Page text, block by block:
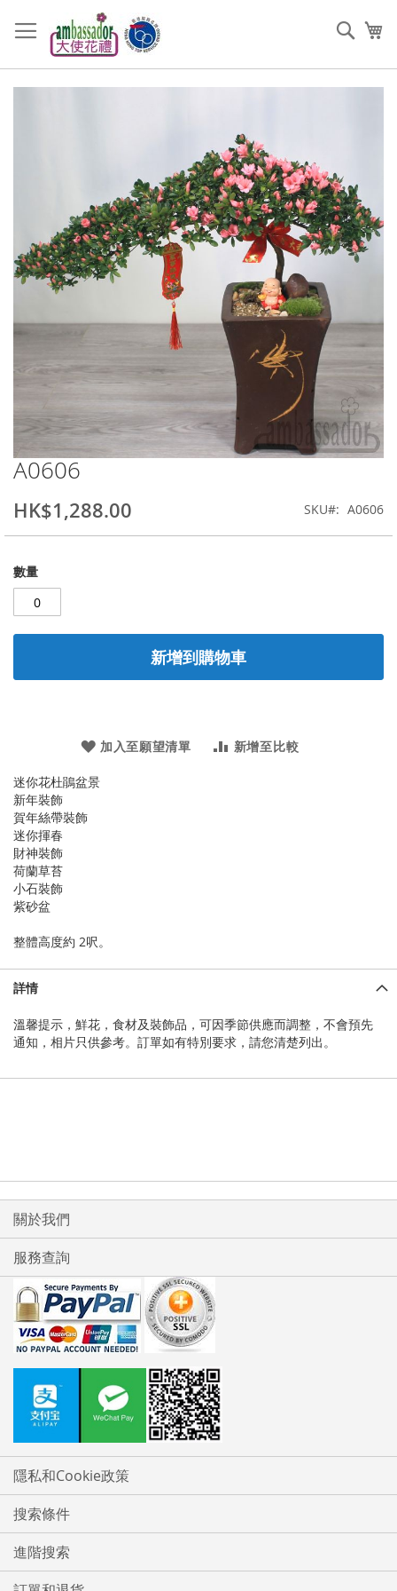
過
到
搜
索
Skip
to
the
beginning
of
images
gallery
A0606
HK$1,288.00 SKU A0606
數量
新增到購物車
加入至願望清單 新增至比較
迷你花杜鵑盆景
新年裝飾
賀年絲帶裝飾
迷你揮春
財神裝飾
荷蘭草苔
小石裝飾
紫砂盆
整體高度約 2呎。
詳情
溫馨提示，鮮花，食材及裝飾品，可因季節供應而調整，不會預先
通知，相片只供參考。訂單如有特別要求，請您清楚列出。
關於我們
服務查詢
隱私和Cookie政策
搜索條件
進階搜索